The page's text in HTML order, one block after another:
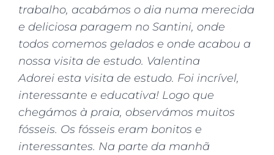
trabalho, acabámos o dia numa merecida
e deliciosa paragem no Santini, onde
todos comemos gelados e onde acabou a
nossa visita de estudo. Valentina
Adorei esta visita de estudo. Foi incrível,
interessante e educativa! Logo que
chegámos à praia, observámos muitos
fósseis. Os fósseis eram bonitos e
interessantes. Na parte da manhã